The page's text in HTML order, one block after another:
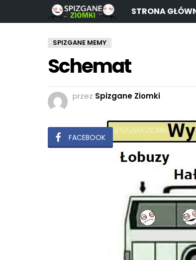
STRONA
SPIZGANE MEMY
Schemat
przez Spizgane Ziomki
FACEBOOK